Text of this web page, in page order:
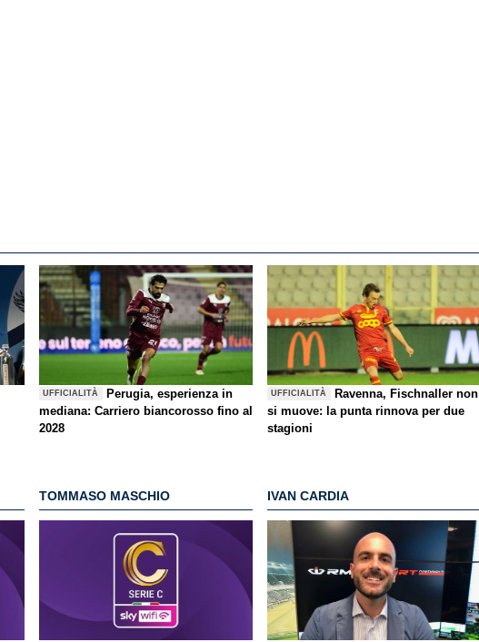
UFFICIALITÀ
Perugia, esperienza in
mediana: Carriero biancorosso fino al
2028
UFFICIALITÀ
Ravenna, Fischnaller non
si muove: la punta rinnova per due
stagioni
TOMMASO MASCHIO IVAN CARDIA